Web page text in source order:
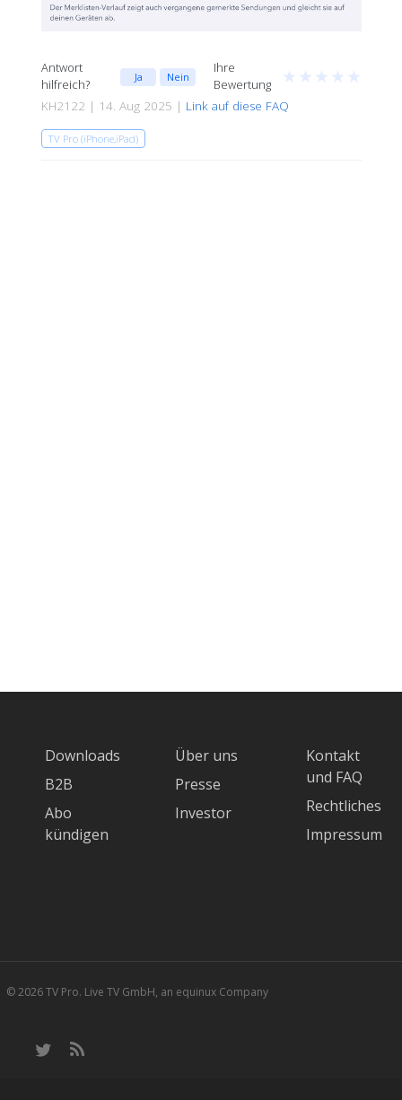
Antwort
hilfreich?
Ja Nein
Ihre
Bewertung
★ ★ ★ ★ ★
KH2122 | 14. Aug 2025 | Link auf diese FAQ
TV Pro (iPhone,iPad)
Downloads
B2B
Abo
kündigen
Über uns
Presse
Investor
Kontakt
und FAQ
Rechtliches
Impressum
© 2026 TV Pro. Live TV GmbH, an equinux Company
twitter RSS